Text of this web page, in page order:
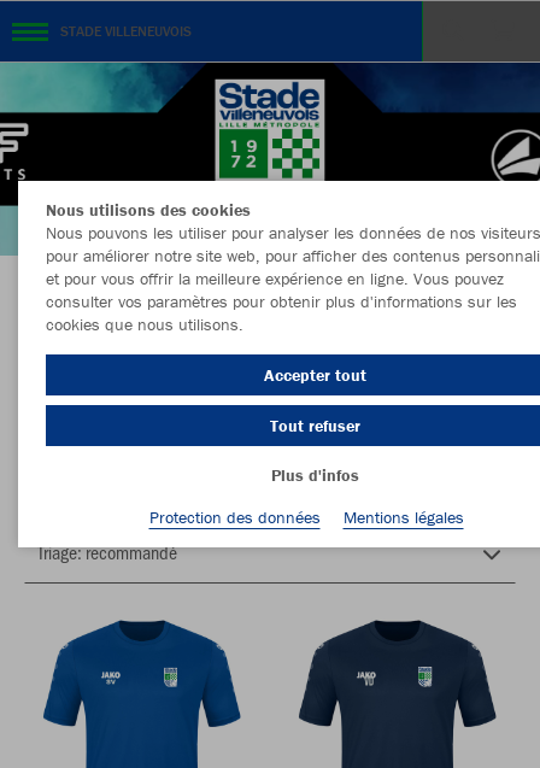
STADE VILLENEUVOIS
BOUTIQUE OFFICIELLE DU STADE
VILLENEUVOIS
Taille
Nous utilisons des cookies
Nous pouvons les utiliser pour analyser les données de nos
pour améliorer notre site web, pour afficher des contenus
et pour vous offrir la meilleure expérience en ligne. Vous pouvez
consulter vos paramètres pour obtenir plus d'informations sur les
cookies que nous utilisons.
Accepter tout
Tout refuser
Plus d'infos
Protection des données
Mentions légales